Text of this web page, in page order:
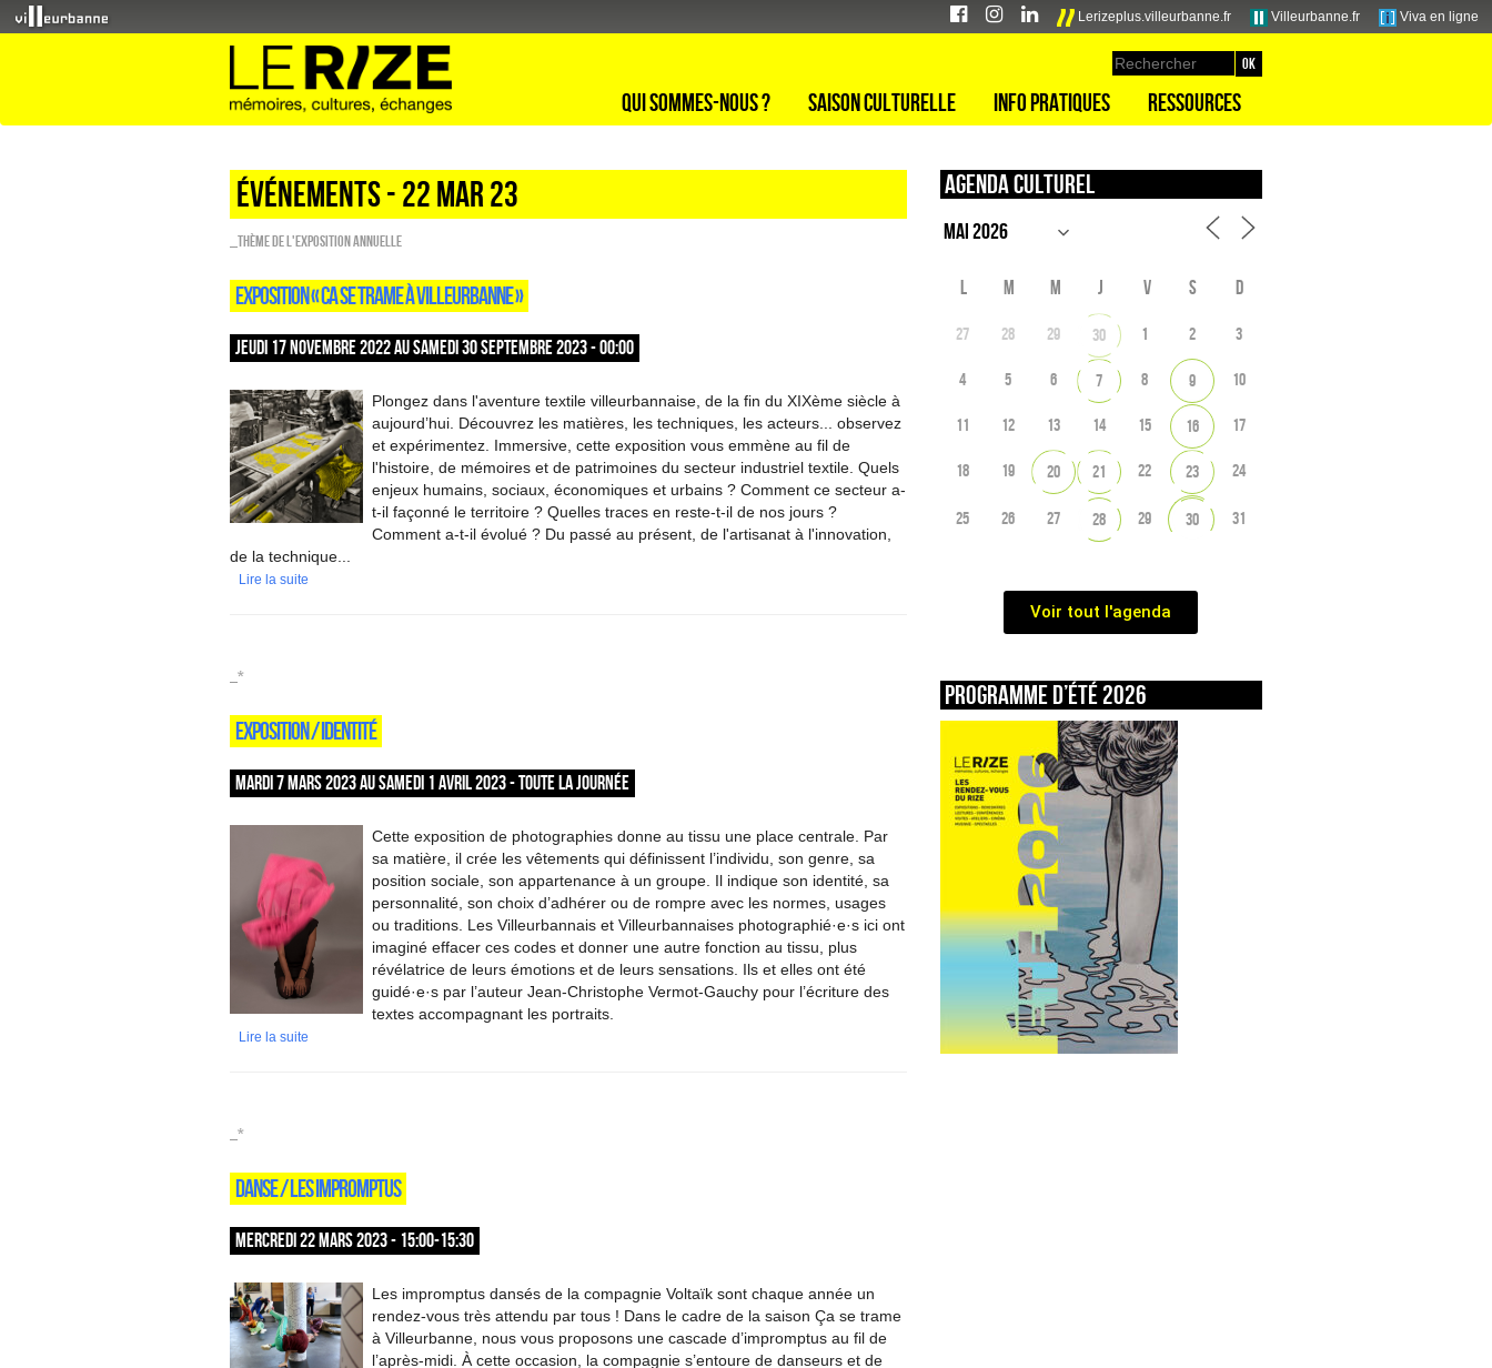
Lerizeplus.villeurbanne.fr Villeurbanne.fr Viva en ligne
Qui sommes-nous ? Saison culturelle Info pratiques Ressources
Événements - 22 Mar 23
_Thème de l'exposition annuelle
EXPOSITION « CA SE TRAME À VILLEURBANNE »
JEUDI 17 NOVEMBRE 2022 AU SAMEDI 30 SEPTEMBRE 2023 - 00:00
Plongez dans l'aventure textile villeurbannaise, de la fin du XIXème siècle à
aujourd’hui. Découvrez les matières, les techniques, les acteurs... observez
et expérimentez. Immersive, cette exposition vous emmène au fil de
l'histoire, de mémoires et de patrimoines du secteur industriel textile. Quels
enjeux humains, sociaux, économiques et urbains ? Comment ce secteur a-
t-il façonné le territoire ? Quelles traces en reste-t-il de nos jours ?
Comment a-t-il évolué ? Du passé au présent, de l'artisanat à l'innovation,
de la technique...
Lire la suite
_*
EXPOSITION / IDENTITÉ
MARDI 7 MARS 2023 AU SAMEDI 1 AVRIL 2023 - TOUTE LA JOURNÉE
Cette exposition de photographies donne au tissu une place centrale. Par
sa matière, il crée les vêtements qui définissent l’individu, son genre, sa
position sociale, son appartenance à un groupe. Il indique son identité, sa
personnalité, son choix d’adhérer ou de rompre avec les normes, usages
ou traditions. Les Villeurbannais et Villeurbannaises photographié·e·s ici ont
imaginé effacer ces codes et donner une autre fonction au tissu, plus
révélatrice de leurs émotions et de leurs sensations. Ils et elles ont été
guidé·e·s par l’auteur Jean-Christophe Vermot-Gauchy pour l’écriture des
textes accompagnant les portraits.
Lire la suite
_*
DANSE / LES IMPROMPTUS
MERCREDI 22 MARS 2023 - 15:00-15:30
Les impromptus dansés de la compagnie Voltaïk sont chaque année un
rendez-vous très attendu par tous ! Dans le cadre de la saison Ça se trame
à Villeurbanne, nous vous proposons une cascade d’impromptus au fil de
l’après-midi. À cette occasion, la compagnie s’entoure de danseurs et de
Agenda culturel
L M M J V S D
27 28 29 30 1 2 3
4 5 6 7 8 9 10
11 12 13 14 15 16 17
18 19 20 21 22 23 24
25 26 27 28 29 30 31
Voir tout l'agenda
Programme d’été 2026